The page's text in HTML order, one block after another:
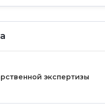
экспертизы